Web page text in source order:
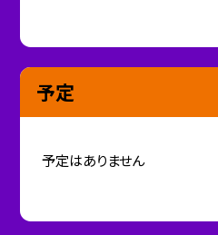
予定
予定はありません